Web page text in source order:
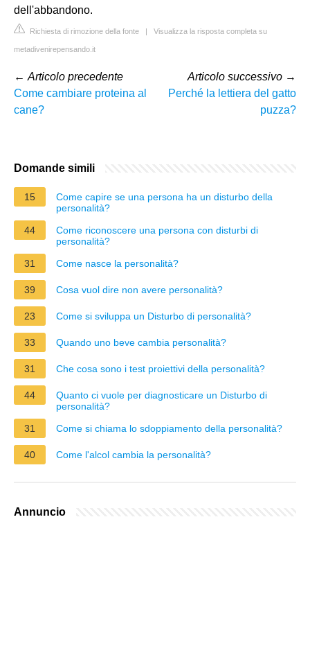
dell'abbandono.
Richiesta di rimozione della fonte | Visualizza la risposta completa su
metadivenirepensando.it
← Articolo precedente
Come cambiare proteina al
cane?
Articolo successivo →
Perché la lettiera del gatto
puzza?
Domande simili
15
Come capire se una persona ha un disturbo della
personalità?
44
Come riconoscere una persona con disturbi di
personalità?
31
Come nasce la personalità?
39 Cosa vuol dire non avere personalità?
23 Come si sviluppa un Disturbo di personalità?
33 Quando uno beve cambia personalità?
31 Che cosa sono i test proiettivi della personalità?
44
Quanto ci vuole per diagnosticare un Disturbo di
personalità?
31
Come si chiama lo sdoppiamento della personalità?
40 Come l'alcol cambia la personalità?
Annuncio